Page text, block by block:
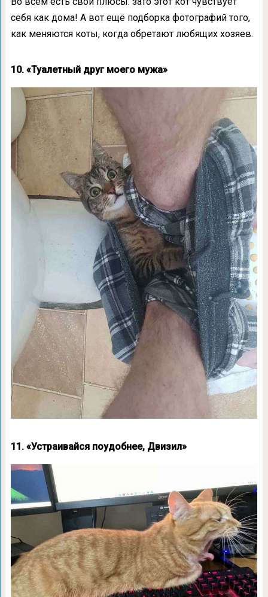
себя как дома! А вот ещё подборка фотографий того,
как меняются коты, когда обретают любящих хозяев.
10. «Туалетный друг моего мужа»
11. «Устраивайся поудобнее, Двизил»